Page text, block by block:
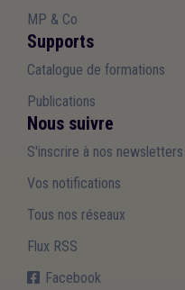
MP & Co
Supports
Catalogue de formations
Publications
Nous suivre
S'inscrire à nos newsletters
Vos notifications
Tous nos réseaux
Flux RSS
Facebook